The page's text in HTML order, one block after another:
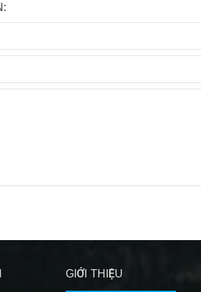
GIỚI THIỆU